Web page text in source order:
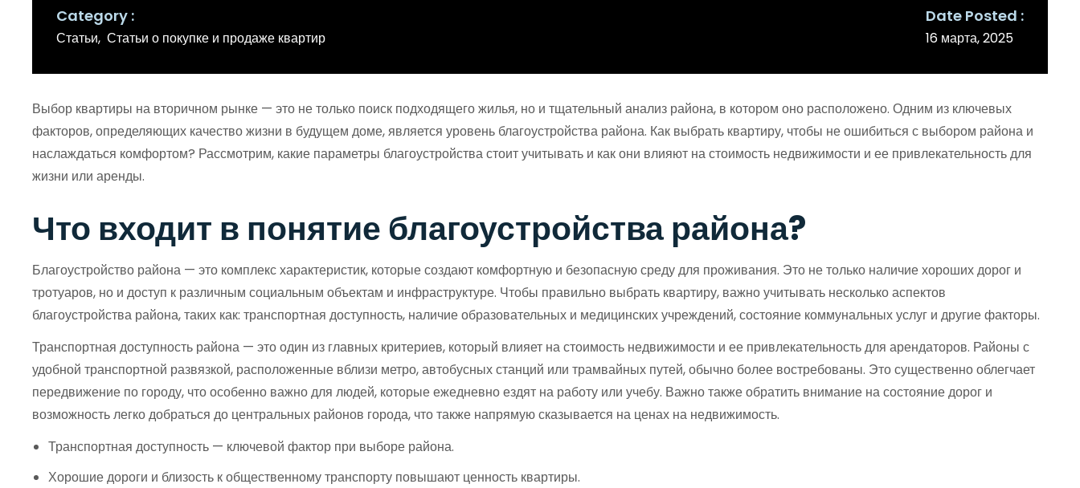
Category
Статьи Статьи о покупке и продаже квартир
Date Posted
16 марта, 2025
Выбор квартиры на вторичном рынке — это не только поиск подходящего жилья, но и тщательный анализ района, в котором оно расположено. Одним из ключевых
факторов, определяющих качество жизни в будущем доме, является уровень благоустройства района. Как выбрать квартиру, чтобы не ошибиться с выбором района и
наслаждаться комфортом? Рассмотрим, какие параметры благоустройства стоит учитывать и как они влияют на стоимость недвижимости и ее привлекательность для
жизни или аренды.
Что входит в понятие благоустройства района?
Благоустройство района — это комплекс характеристик, которые создают комфортную и безопасную среду для проживания. Это не только наличие хороших дорог и
тротуаров, но и доступ к различным социальным объектам и инфраструктуре. Чтобы правильно выбрать квартиру, важно учитывать несколько аспектов
благоустройства района, таких как: транспортная доступность, наличие образовательных и медицинских учреждений, состояние коммунальных услуг и другие факторы.
Транспортная доступность района — это один из главных критериев, который влияет на стоимость недвижимости и ее привлекательность для арендаторов. Районы с
удобной транспортной развязкой, расположенные вблизи метро, автобусных станций или трамвайных путей, обычно более востребованы. Это существенно облегчает
передвижение по городу, что особенно важно для людей, которые ежедневно ездят на работу или учебу. Важно также обратить внимание на состояние дорог и
возможность легко добраться до центральных районов города, что также напрямую сказывается на ценах на недвижимость.
Транспортная доступность — ключевой фактор при выборе района.
Хорошие дороги и близость к общественному транспорту повышают ценность квартиры.